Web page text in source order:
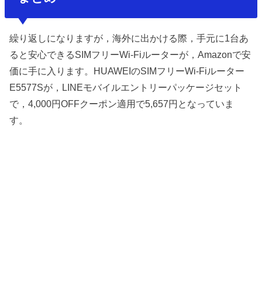
繰り返しになりますが，海外に出かける際，手元に1台あ
ると安心できるSIMフリーWi-Fiルーターが，Amazonで安
価に手に入ります。HUAWEIのSIMフリーWi-Fiルーター
E5577Sが，LINEモバイルエントリーパッケージセット
で，4,000円OFFクーポン適用で5,657円となっていま
す。